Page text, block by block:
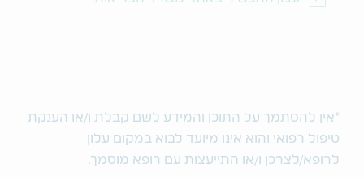
*אין להסתמך על התוכן והמידע לשם קבלת ו/או הענקת
טיפול רפואי והוא אינו מיועד לבוא במקום עלון
לרופא/לצרכן ו/או התייעצות עם רופא מוסמך.